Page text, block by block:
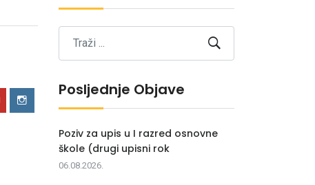
Posljednje Objave
Poziv za upis u I razred osnovne
škole (drugi upisni rok
06.08.2026.